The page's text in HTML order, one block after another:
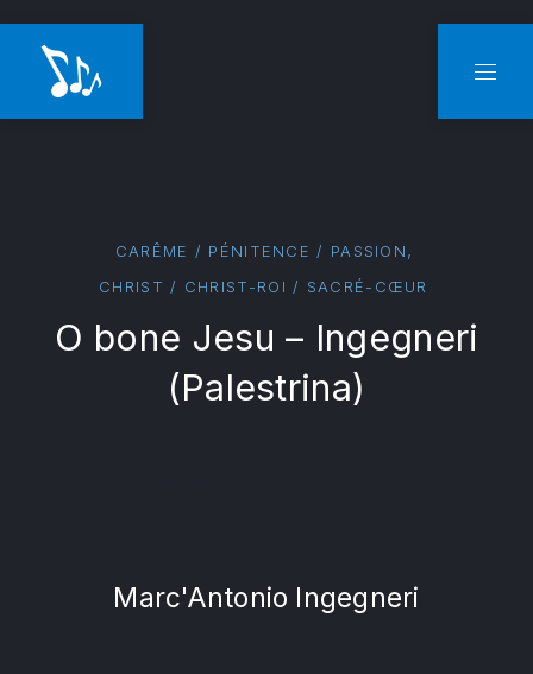
CARÊME / PÉNITENCE / PASSION,
CHRIST / CHRIST-ROI / SACRÉ-CŒUR
O bone Jesu – Ingegneri
(Palestrina)
Marc'Antonio Ingegneri